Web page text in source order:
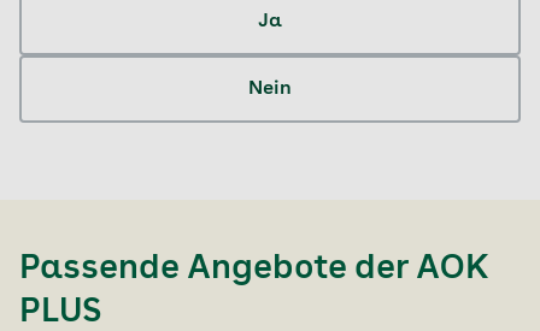
Ja
Nein
Passende Angebote der AOK
PLUS